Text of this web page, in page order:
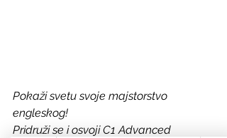
Pokaži svetu svoje majstorstvo
engleskog!
Pridruži se i osvoji C1 Advanced